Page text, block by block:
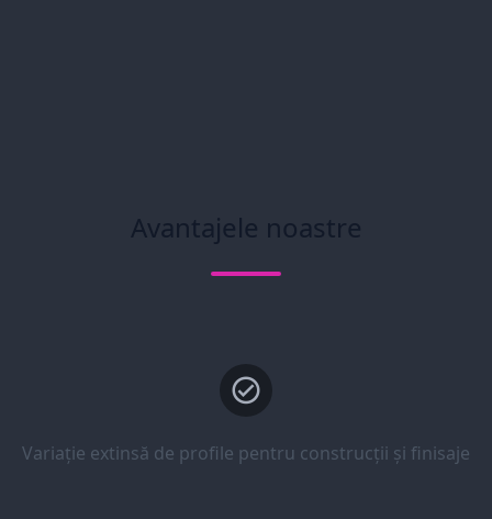
Avantajele noastre
Variație extinsă de profile pentru construcții și finisaje